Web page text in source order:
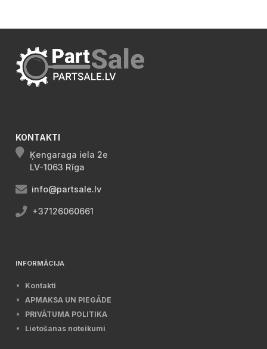
KONTAKTI
Ķengaraga iela 2e
LV-1063 Rīga
info@partsale.lv
+37126060661
INFORMĀCIJA
Kontakti
APMAKSA UN PIEGĀDE
PRIVĀTUMA POLITIKA
Lietošanas noteikumi